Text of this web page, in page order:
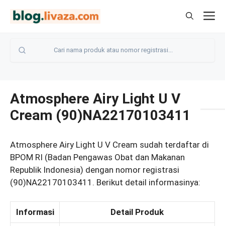
Atmosphere Airy Light U V
Cream (90)NA22170103411
Atmosphere Airy Light U V Cream sudah terdaftar di
BPOM RI (Badan Pengawas Obat dan Makanan
Republik Indonesia) dengan nomor registrasi
(90)NA22170103411. Berikut detail informasinya:
Informasi Detail Produk